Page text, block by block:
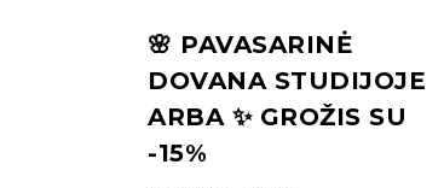
🌸 PAVASARINĖ
DOVANA STUDIJOJE
ARBA ✨ GROŽIS SU
-15%